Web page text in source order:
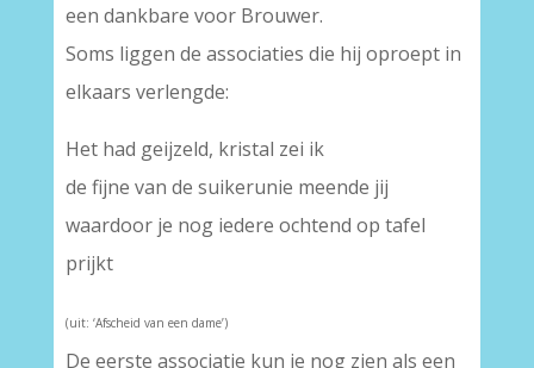
een dankbare voor Brouwer.
Soms liggen de associaties die hij oproept in
elkaars verlengde:
Het had geijzeld, kristal zei ik
de fijne van de suikerunie meende jij
waardoor je nog iedere ochtend op tafel
prijkt
(uit: ‘Afscheid van een dame’)
De eerste associatie kun je nog zien als een